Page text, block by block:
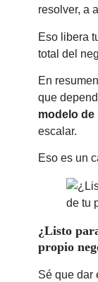
resolver, a
Eso libera
total del
En
que
modelo
escalar.
Eso es un
¿Listo
propio
Sé que dar